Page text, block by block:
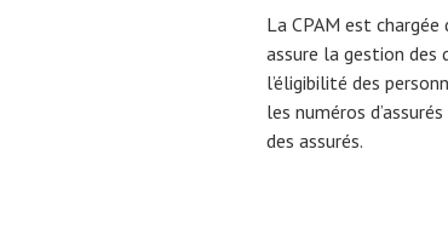
La CPAM est
assure la gestion des
l’éligibilité des
les numéros
des assurés.